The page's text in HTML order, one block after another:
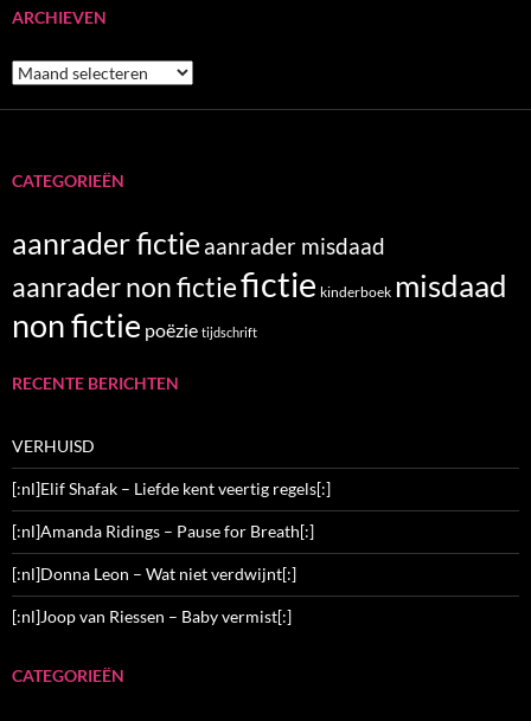
ARCHIEVEN
Archieven
CATEGORIEËN
aanrader fictie aanrader misdaad
aanrader non fictiefictie kinderboek misdaad
non fictie poëzie tijdschrift
RECENTE BERICHTEN
VERHUISD
[:nl]Elif Shafak – Liefde kent veertig regels[:]
[:nl]Amanda Ridings – Pause for Breath[:]
[:nl]Donna Leon – Wat niet verdwijnt[:]
[:nl]Joop van Riessen – Baby vermist[:]
CATEGORIEËN